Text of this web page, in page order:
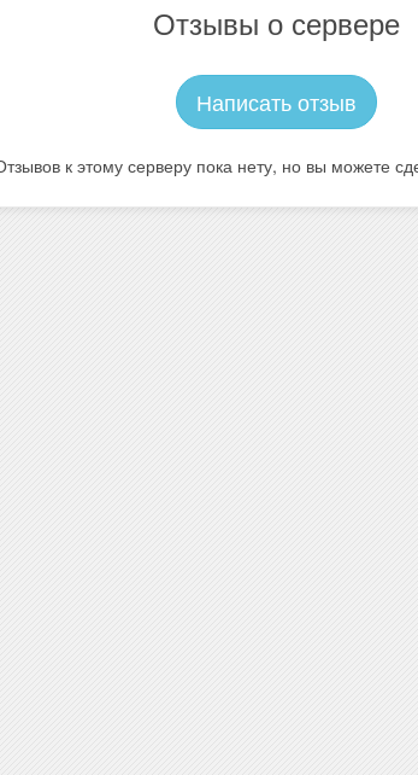
Отзывы о сервере
Написать отзыв
к этому серверу пока нету, но вы можете